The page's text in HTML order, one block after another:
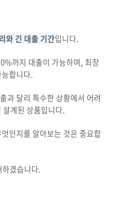
와 긴 대출 기간입니다.
까지 대출이 가능하며, 최장
합니다.
과 달리 특수한 상황에서 어려
계된 상품입니다.
인지를 알아보는 것은 중요합
겠습니다.